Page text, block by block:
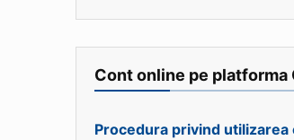
Cont online pe platforma
Procedura privind utilizarea